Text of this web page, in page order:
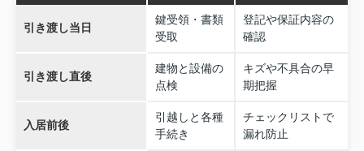
引き渡し当日
鍵受領・書類
受取
登記や保証内容の
確認
引き渡し直後
建物と設備の
点検
キズや不具合の早
期把握
入居前後
引越しと各種
手続き
チェックリストで
漏れ防止